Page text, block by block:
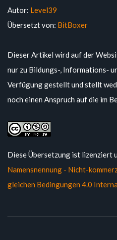
Autor: Level39
Übersetzt von: BitBoxer
Dieser Artikel wird auf der
nur zu Bildungs-, Informations-
Verfügung gestellt und stellt
noch einen Anspruch auf die im
Diese Übersetzung ist lizenziert
Namensnennung - Nicht-
gleichen Bedingungen 4.0